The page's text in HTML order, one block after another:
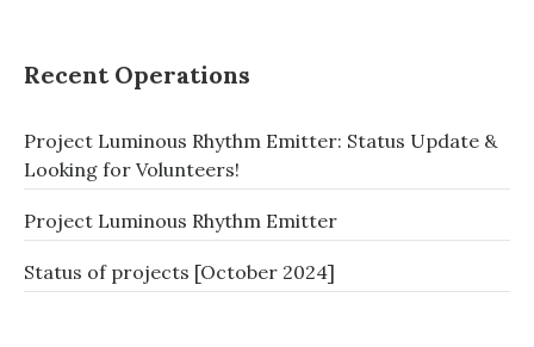
Recent Operations
Project Luminous Rhythm Emitter: Status Update &
Looking for Volunteers!
Project Luminous Rhythm Emitter
Status of projects [October 2024]